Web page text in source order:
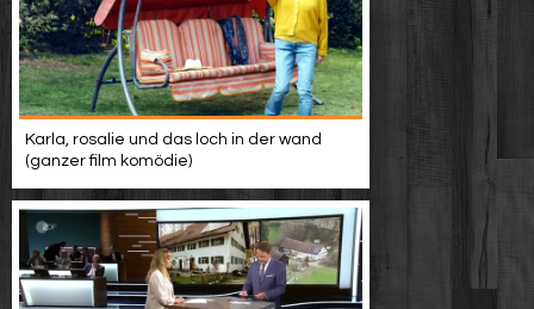
Karla, rosalie und das loch in der wand
(ganzer film komödie)